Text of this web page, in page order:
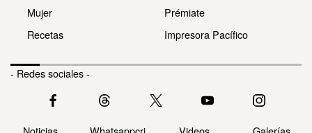
Mujer
Recetas
Prémiate
Impresora Pacífico
- Redes sociales -